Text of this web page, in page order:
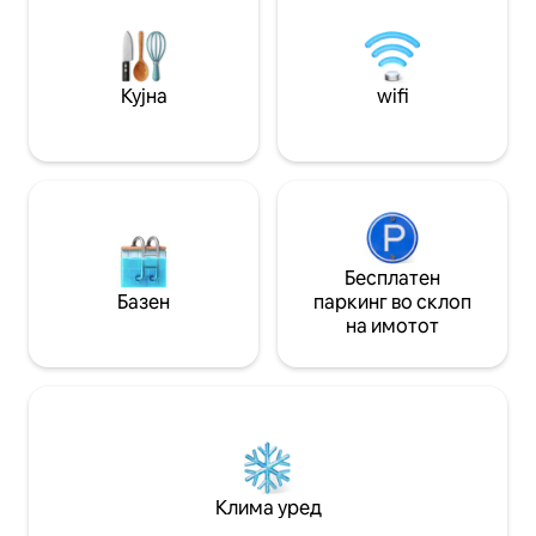
метри од плажите.
Кујна wifi
Базен
Бесплатен
паркинг во склоп
на имотот
Клима уред